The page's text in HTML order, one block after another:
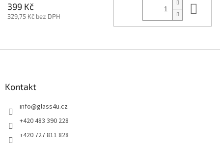
399 Kč
329,75 Kč bez DPH
Kontakt
info@glass4u.cz
+420 483 390 228
+420 727 811 828